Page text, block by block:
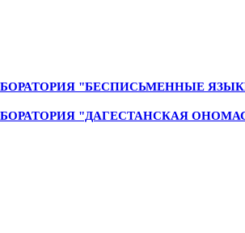
"БЕСПИСЬМЕННЫЕ
"ДАГЕСТАНСКАЯ